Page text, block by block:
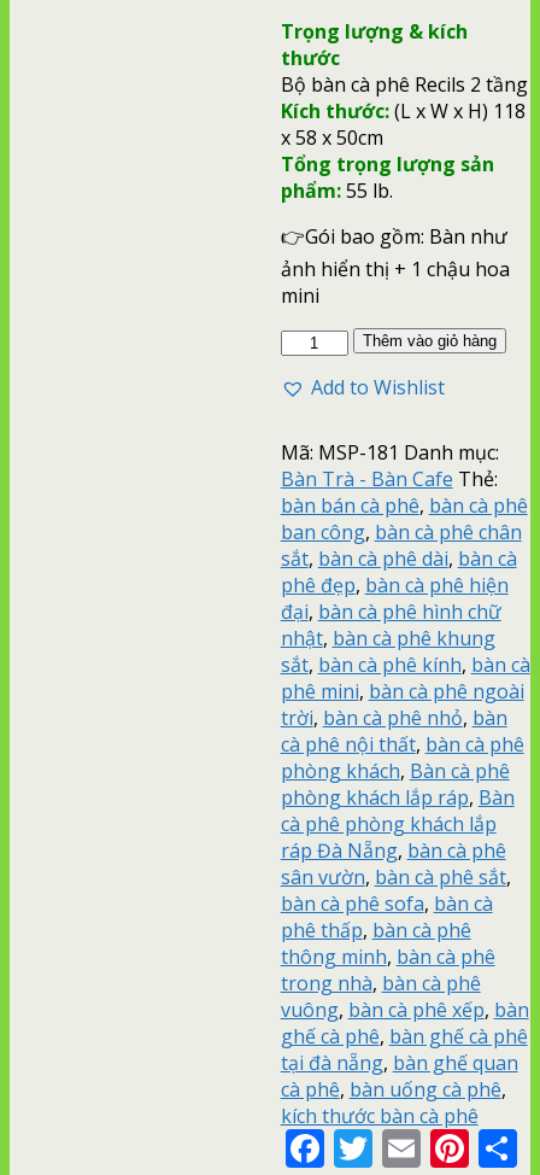
Trọng lượng & kích
thước
Bộ bàn cà phê Recils 2 tầng
Kích thước:(L x W x H) 118
x 58 x 50cm
Tổng trọng lượng sản
phẩm:55 lb.
👉Gói bao gồm: Bàn như
ảnh hiển thị + 1 chậu hoa
mini
Thêm vào giỏ hàng
Add to Wishlist
Mã: MSP-181 Danh mục:
Bàn Trà - Bàn Cafe Thẻ:
bàn bán cà phê, bàn cà phê
ban công, bàn cà phê chân
sắt, bàn cà phê dài, bàn cà
phê đẹp, bàn cà phê hiện
đại, bàn cà phê hình chữ
nhật, bàn cà phê khung
sắt, bàn cà phê kính, bàn cà
phê mini, bàn cà phê ngoài
trời, bàn cà phê nhỏ, bàn
cà phê nội thất, bàn cà phê
phòng khách, Bàn cà phê
phòng khách lắp ráp, Bàn
cà phê phòng khách lắp
ráp Đà Nẵng, bàn cà phê
sân vườn, bàn cà phê sắt,
bàn cà phê sofa, bàn cà
phê thấp, bàn cà phê
thông minh, bàn cà phê
trong nhà, bàn cà phê
vuông, bàn cà phê xếp, bàn
ghế cà phê, bàn ghế cà phê
tại đà nẵng, bàn ghế quan
cà phê, bàn uống cà phê,
kích thước bàn cà phê
Facebook
Twitter
Email